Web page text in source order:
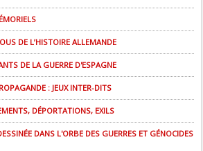
DE L’HISTOIRE ALLEMANDE
DE LA GUERRE D'ESPAGNE
: JEUX INTER-DITS
DÉPORTATIONS, EXILS
DANS L'ORBE DES GUERRES ET GÉNOCIDES